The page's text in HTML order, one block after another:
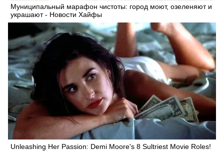
Муниципальный марафон чистоты: город моют, озеленяют и
украшают - Новости Хайфы
Unleashing Her Passion: Demi Moore's 8 Sultriest Movie Roles!